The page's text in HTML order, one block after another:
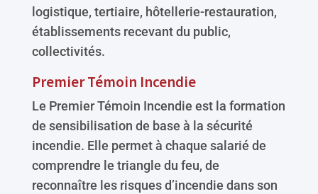
logistique, tertiaire, hôtellerie-restauration,
établissements recevant du public,
collectivités.
Premier Témoin Incendie
Le Premier Témoin Incendie est la formation
de sensibilisation de base à la sécurité
incendie. Elle permet à chaque salarié de
comprendre le triangle du feu, de
reconnaître les risques d’incendie dans son